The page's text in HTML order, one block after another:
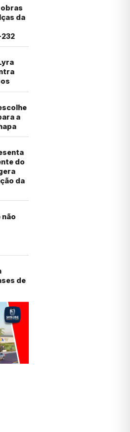
obras
da
232
a
do
da
não
de